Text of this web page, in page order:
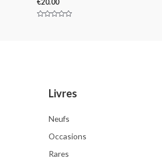
€20.00
Livres
Neufs
Occasions
Rares